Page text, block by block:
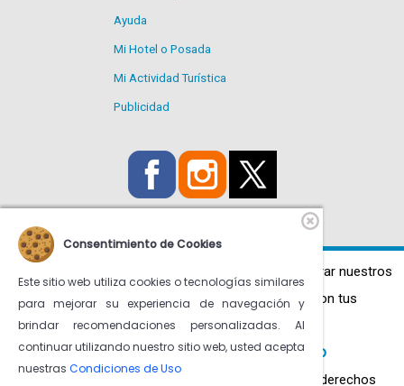
Ayuda
Mi Hotel o Posada
Mi Actividad Turística
Publicidad
Utilizamos Cookies propias y de terceros para mejorar nuestros
servicios y mostrarte publicidad relacionada con tus
preferencias.
Más información enCondiciones de uso
© venezuelatuya.com S.A. 1997-2026. Todos los derechos
Consentimiento de Cookies
Este sitio web utiliza cookies o tecnologías similares
para mejorar su experiencia de navegación y
brindar recomendaciones personalizadas. Al
continuar utilizando nuestro sitio web, usted acepta
nuestras Condiciones de Uso